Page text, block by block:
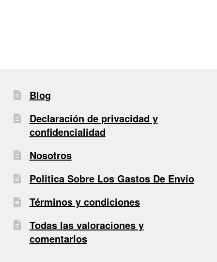
Blog
Declaración de privacidad y
confidencialidad
Nosotros
Politica Sobre Los Gastos De Envio
Términos y condiciones
Todas las valoraciones y
comentarios